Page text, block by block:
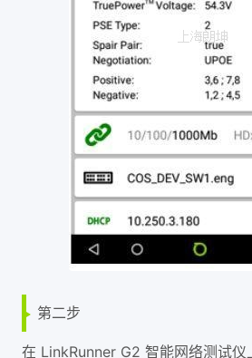
第二步
在 LinkRunner G2 智能网络测试仪